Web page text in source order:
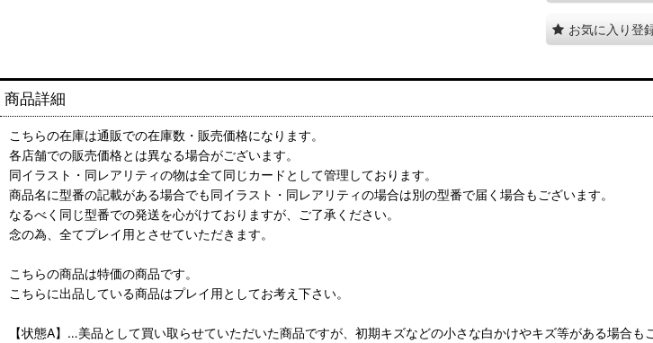
お気に入り登
商品詳細
こちらの在庫は通販での在庫数・販売価格になります。
各店舗での販売価格とは異なる場合がございます。
同イラスト・同レアリティの物は全て同じカードとして管理しております。
商品名に型番の記載がある場合でも同イラスト・同レアリティの場合は別の型番で届く場合もございます。
なるべく同じ型番での発送を心がけておりますが、ご了承ください。
念の為、全てプレイ用とさせていただきます。
こちらの商品は特価の商品です。
こちらに出品している商品はプレイ用としてお考え下さい。
【状態A】…美品として買い取らせていただいた商品ですが、初期キズなどの小さな白かけやキズ等がある場合も